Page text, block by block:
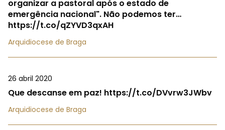
organizar a pastoral após o estado de
emergência nacional". Não podemos ter…
https://t.co/qZYVD3qxAH
Arquidiocese de Braga
26 abril 2020
Que descanse em paz! https://t.co/DVvrw3JWbv
Arquidiocese de Braga